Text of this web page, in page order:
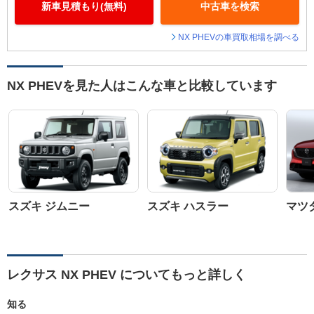
新車見積もり(無料) 中古車を検索
NX PHEVの車買取相場を調べる
NX PHEVを見た人はこんな車と比較しています
スズキ ジムニー スズキ ハスラー マツ
レクサス NX PHEV についてもっと詳しく
知る